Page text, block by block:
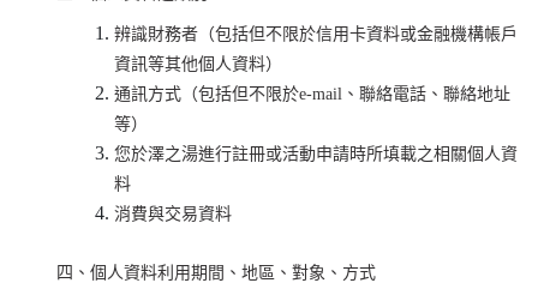
辨識財務者（包括但不限於信用卡資料或金融機構帳戶
資訊等其他個人資料）
通訊方式（包括但不限於e-mail、聯絡電話、聯絡地址
等）
您於澤之湯進行註冊或活動申請時所填載之相關個人資
料
消費與交易資料
四、個人資料利用期間、地區、對象、方式